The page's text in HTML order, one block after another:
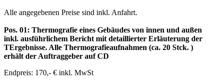
Alle angegebenen Preise sind inkl. Anfahrt.
Pos. 01: Thermografie eines Gebäudes von innen und außen
inkl. ausführlichem Bericht mit detaillierter Erläuterung der
TErgebnisse. Alle Thermografieaufnahmen (ca. 20 Stck. )
erhält der Auftraggeber auf CD
Endpreis: 170,- € inkl. MwSt